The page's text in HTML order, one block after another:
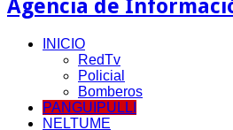
Agencia de
INICIO
RedTv
Policial
Bomberos
PANGUIPULLI
NELTUME